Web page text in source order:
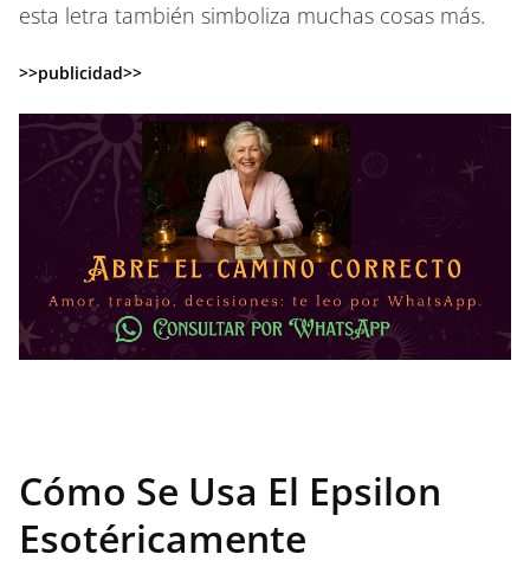
esta letra también simboliza muchas cosas más.
>>publicidad>>
Cómo Se Usa El Epsilon
Esotéricamente